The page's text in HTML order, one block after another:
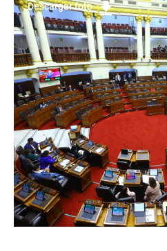
Descargar foto